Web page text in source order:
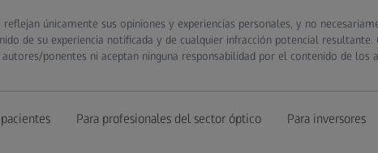
únicamente sus opiniones y experiencias personales, y no
de su experiencia notificada y de cualquier infracción potencial
ponentes ni aceptan ninguna responsabilidad por el contenido de los
Para profesionales del sector óptico Para inversores